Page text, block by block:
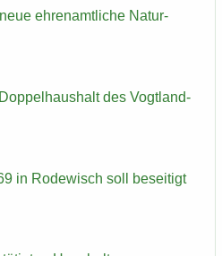
eh­ren­amt­li­che Na­tur­
des Vogt­land­
in Ro­de­wisch soll be­sei­tigt